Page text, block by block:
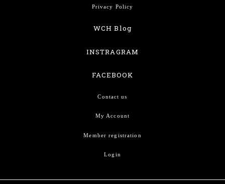
Privacy Policy
WCH Blog
INSTRAGRAM
FACEBOOK
Contact us
My Account
Member registration
Login